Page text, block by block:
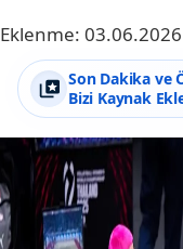
Eklenme:
Son Dakika ve
Bizi Kaynak